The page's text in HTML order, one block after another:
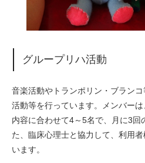
グループリハ活動
音楽活動やトランポリン・ブラン
活動等を行っています。メンバー
内容に合わせて4～5名で、月に3回
た、臨床心理士と協力して、利用
います。